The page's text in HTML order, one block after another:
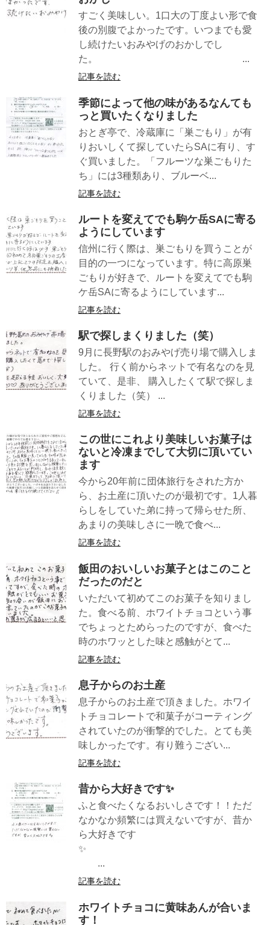
すごく美味しい。1口大の丁度よい形で食
後の別腹でよかったです。いつまでも愛
し続けたいおみやげのおかしでし
た。 ...
記事を読む
季節によって他の味があるなんても
っと買いたくなりました
おとぎ亭で、冷蔵庫に「巣ごもり」が有
りおいしくて探していたらSAに有り、す
ぐ買いました。「フルーツな巣ごもりた
ち」には3種類あり、ブルーベ...
記事を読む
ルートを変えてでも駒ケ岳SAに寄る
ようにしています
信州に行く際は、巣ごもりを買うことが
目的の一つになっています。特に高原巣
ごもりが好きで、ルートを変えてでも駒
ケ岳SAに寄るようにしています...
記事を読む
駅で探しまくりました（笑）
9月に長野駅のおみやげ売り場で購入しま
した。 行く前からネットで有名なのを見
ていて、是非、 購入したくて駅で探しま
くりました（笑） ...
記事を読む
この世にこれより美味しいお菓子は
ないと冷凍までして大切に頂いてい
ます
今から20年前に団体旅行をされた方か
ら、お土産に頂いたのが最初です。1人暮
らしをしていた弟に持って帰らせた所、
あまりの美味しさに一晩で食べ...
記事を読む
飯田のおいしいお菓子とはこのこと
だったのだと
いただいて初めてこのお菓子を知りまし
た。食べる前、ホワイトチョコという事
でちょっとためらったのですが、食べた
時のホワッとした味と感触がとて...
記事を読む
息子からのお土産
息子からのお土産で頂きました。ホワイ
トチョコレートで和菓子がコーティング
されていたのが衝撃的でした。とても美
味しかったです。有り難うござい...
記事を読む
昔から大好きです✨
ふと食べたくなるおいしさです！！ただ
なかなか頻繁には買えないですが、昔か
ら大好きです
✨
...
記事を読む
ホワイトチョコに黄味あんが合いま
す！